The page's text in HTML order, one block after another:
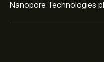
Nanopore Technologies